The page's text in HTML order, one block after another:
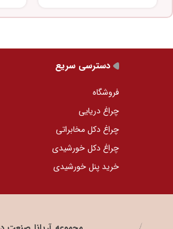
دسترسی سریع
فروشگاه
چراغ دریایی
چراغ دکل مخابراتی
چراغ دکل خورشیدی
خرید پنل خورشیدی